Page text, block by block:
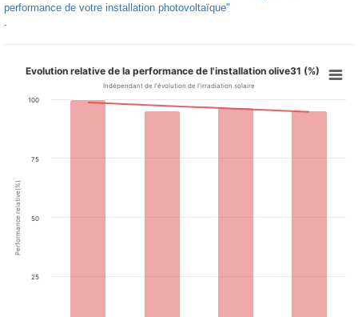
performance de votre installation photovoltaïque"
Performance relative(%)
Evolution relative de la performance de l'installation olive31 (%)
Indépendant de l'évolution de l'irradiation solaire
25
50
75
100